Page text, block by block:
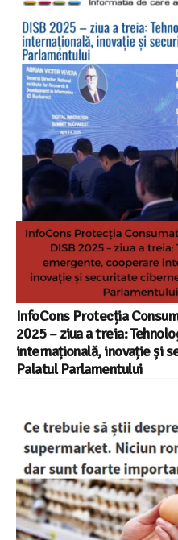
InfoCons Protecția
2025 – ziua a treia:
internațională, inovație și
Palatul Parlamentului